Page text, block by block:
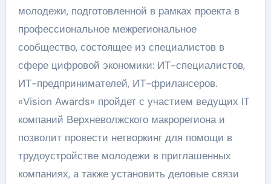
молодежи, подготовленной в рамках проекта в
профессиональное межрегиональное
сообщество, состоящее из специалистов в
сфере цифровой экономики: ИТ-специалистов,
ИТ-предпринимателей, ИТ-фрилансеров.
«Vision Awards» пройдет с участием ведущих IT
компаний Верхневолжского макрорегиона и
позволит провести нетворкинг для помощи в
трудоустройстве молодежи в приглашенных
компаниях, а также установить деловые связи